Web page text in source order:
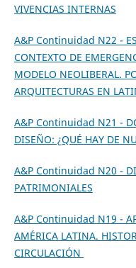
VIVENCIAS INTERNAS
A&P Continuidad N22 -
CONTEXTO DE
MODELO NEOLIBERAL.
ARQUITECTURAS EN
A&P Continuidad N21 -
DISEÑO: ¿QUÉ HAY DE
A&P Continuidad N20 -
PATRIMONIALES
A&P Continuidad N19 -
AMÉRICA LATINA.
CIRCULACIÓN